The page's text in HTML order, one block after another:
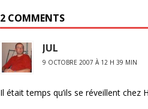
2 COMMENTS
JUL
9 OCTOBRE 2007 À 12 H 39 MIN
Il était temps qu’ils se réveillent